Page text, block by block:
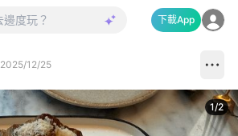
下載App
2025/12/25
1/2